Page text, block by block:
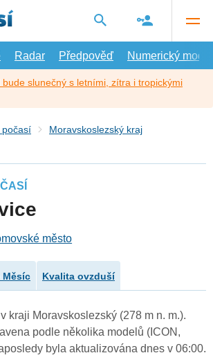
Radar Předpověď Numerický model
bude slunečný s letními, zítra i tropickými
počasí
Moravskoslezský kraj
město
Měsíc Kvalita ovzduší
kraji Moravskoslezský (278 m n. m.).
podle několika modelů (ICON,
byla aktualizována dnes v 06:00.